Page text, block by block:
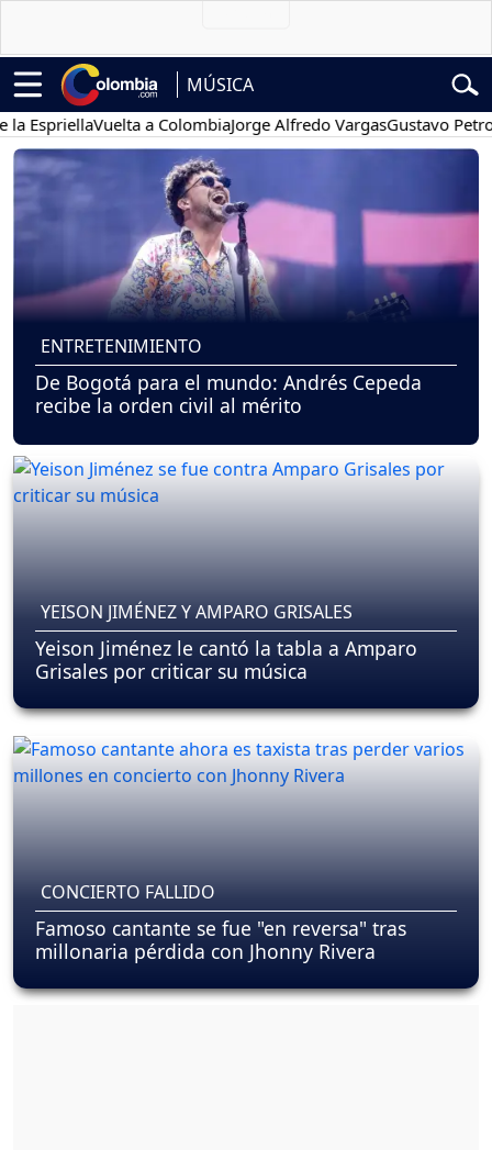
MÚSICA
Vuelta a ColombiaJorge Alfredo VargasGustavo Petro
ENTRETENIMIENTO
De Bogotá para el mundo: Andrés Cepeda
recibe la orden civil al mérito
YEISON JIMÉNEZ Y AMPARO GRISALES
Yeison Jiménez le cantó la tabla a Amparo
Grisales por criticar su música
CONCIERTO FALLIDO
Famoso cantante se fue "en reversa" tras
millonaria pérdida con Jhonny Rivera